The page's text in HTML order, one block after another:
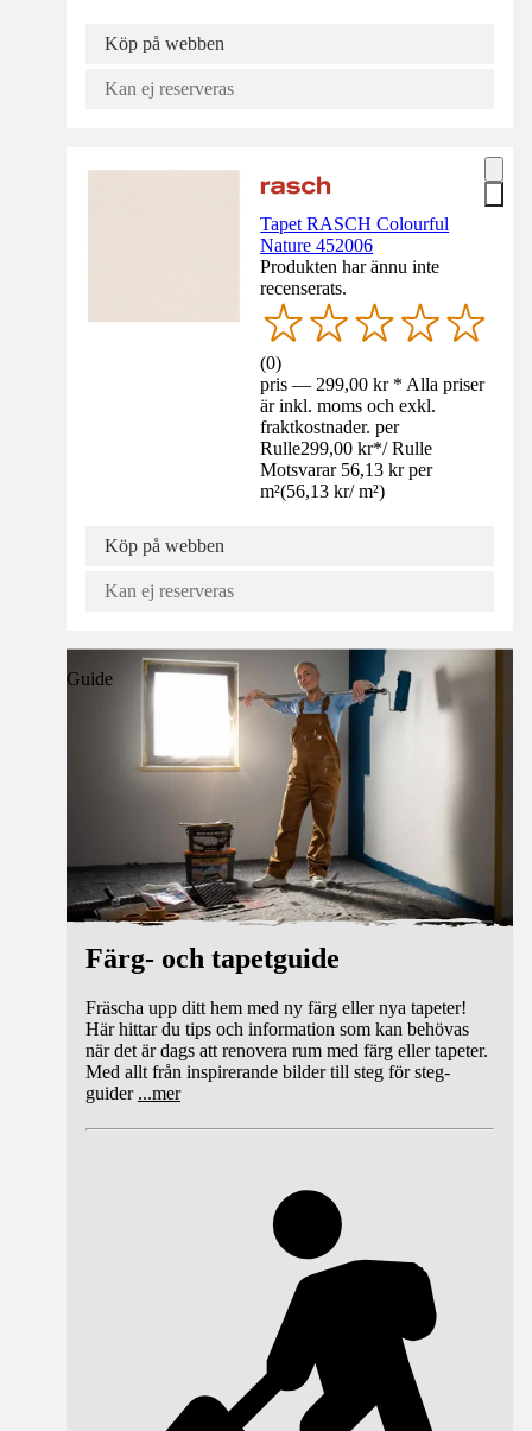
Köp på webben
Kan ej reserveras
Tapet RASCH Colourful
Nature 452006
Produkten har ännu inte
recenserats.
(0)
pris — 299,00 kr * Alla priser
är inkl. moms och exkl.
fraktkostnader. per
Rulle299,00 kr*/ Rulle
Motsvarar 56,13 kr per
m²(56,13 kr/ m²)
Köp på webben
Kan ej reserveras
Guide
Färg- och tapetguide
Fräscha upp ditt hem med ny färg eller nya tapeter!
Här hittar du tips och information som kan behövas
när det är dags att renovera rum med färg eller tapeter.
Med allt från inspirerande bilder till steg för steg-
guider ...mer